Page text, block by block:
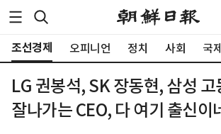
조선경제 오피니언 정치 사회 국
LG 권봉석, SK 장동현, 삼성
잘나가는 CEO, 다 여기 출신이